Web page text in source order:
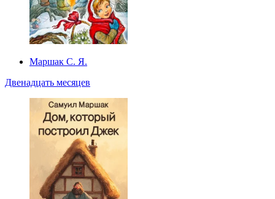
Маршак С. Я.
Двенадцать месяцев